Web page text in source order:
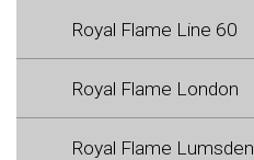
Royal Flame Line 60
Royal Flame London
Royal Flame Lumsden